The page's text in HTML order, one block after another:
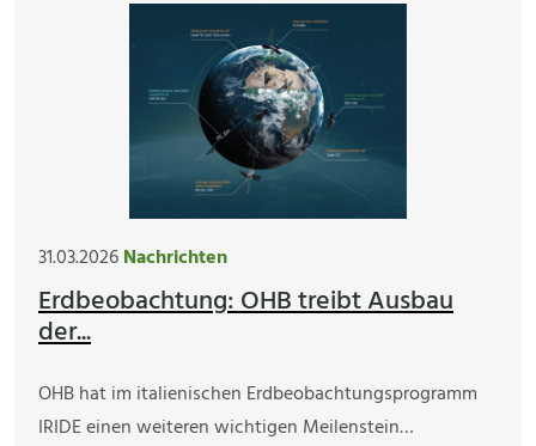
31.03.2026Nachrichten
Erdbeobachtung: OHB treibt Ausbau
der...
OHB hat im italienischen Erdbeobachtungsprogramm
IRIDE einen weiteren wichtigen Meilenstein…